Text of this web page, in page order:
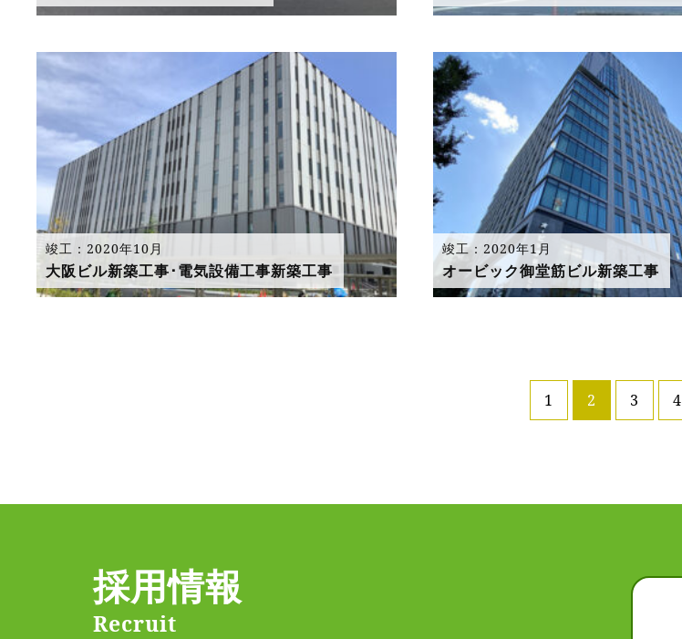
竣工：2020年10月
大阪ビル新築工事･電気設備工事新築工事
竣工：2020年1月
オービック御堂筋ビル新築工事
1 2 3 4
採用情報
Recruit